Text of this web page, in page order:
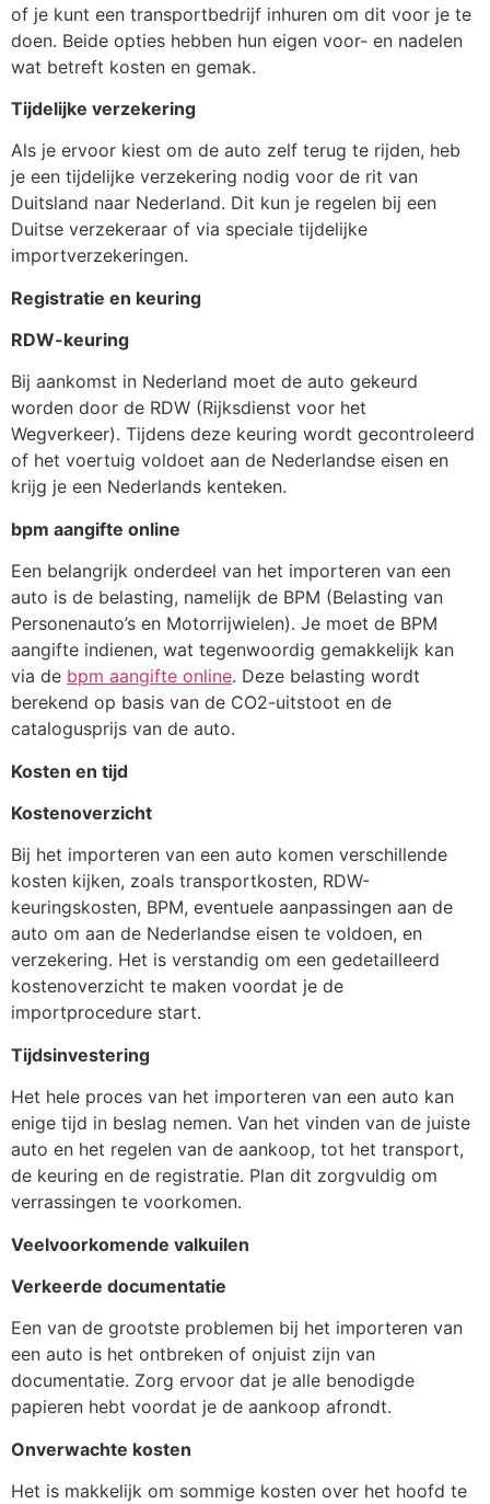
of je kunt een transportbedrijf inhuren om dit voor je te
doen. Beide opties hebben hun eigen voor- en nadelen
wat betreft kosten en gemak.
Tijdelijke verzekering
Als je ervoor kiest om de auto zelf terug te rijden, heb
je een tijdelijke verzekering nodig voor de rit van
Duitsland naar Nederland. Dit kun je regelen bij een
Duitse verzekeraar of via speciale tijdelijke
importverzekeringen.
Registratie en keuring
RDW-keuring
Bij aankomst in Nederland moet de auto gekeurd
worden door de RDW (Rijksdienst voor het
Wegverkeer). Tijdens deze keuring wordt gecontroleerd
of het voertuig voldoet aan de Nederlandse eisen en
krijg je een Nederlands kenteken.
bpm aangifte online
Een belangrijk onderdeel van het importeren van een
auto is de belasting, namelijk de BPM (Belasting van
Personenauto’s en Motorrijwielen). Je moet de BPM
aangifte indienen, wat tegenwoordig gemakkelijk kan
via de bpm aangifte online. Deze belasting wordt
berekend op basis van de CO2-uitstoot en de
catalogusprijs van de auto.
Kosten en tijd
Kostenoverzicht
Bij het importeren van een auto komen verschillende
kosten kijken, zoals transportkosten, RDW-
keuringskosten, BPM, eventuele aanpassingen aan de
auto om aan de Nederlandse eisen te voldoen, en
verzekering. Het is verstandig om een gedetailleerd
kostenoverzicht te maken voordat je de
importprocedure start.
Tijdsinvestering
Het hele proces van het importeren van een auto kan
enige tijd in beslag nemen. Van het vinden van de juiste
auto en het regelen van de aankoop, tot het transport,
de keuring en de registratie. Plan dit zorgvuldig om
verrassingen te voorkomen.
Veelvoorkomende valkuilen
Verkeerde documentatie
Een van de grootste problemen bij het importeren van
een auto is het ontbreken of onjuist zijn van
documentatie. Zorg ervoor dat je alle benodigde
papieren hebt voordat je de aankoop afrondt.
Onverwachte kosten
Het is makkelijk om sommige kosten over het hoofd te